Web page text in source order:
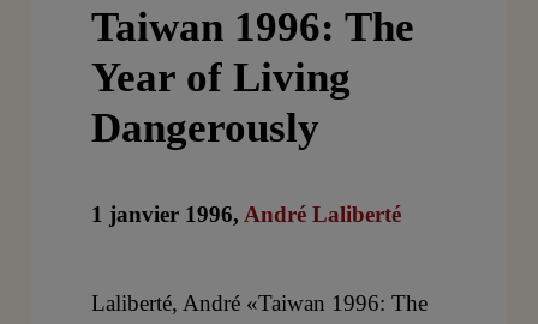
Taiwan 1996: The
Year of Living
Dangerously
1 janvier 1996,André Laliberté
Laliberté, André «Taiwan 1996: The